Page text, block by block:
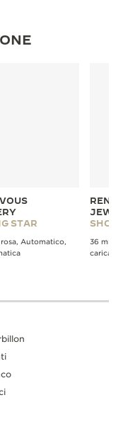
STAR
Automatico,
36 mm,
carica